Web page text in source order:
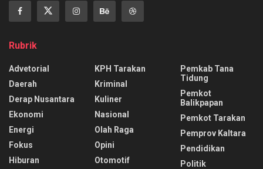
Rubrik
Advetorial
Daerah
Derap Nusantara
Ekonomi
Energi
Fokus
Hiburan
KPH Tarakan
Kriminal
Kuliner
Nasional
Olah Raga
Opini
Otomotif
Pemkab Tana
Tidung
Pemkot
Balikpapan
Pemkot Tarakan
Pemprov Kaltara
Pendidikan
Politik